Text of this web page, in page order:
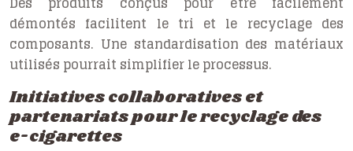
démontés facilitent le tri et le recyclage des
composants. Une standardisation des matériaux
utilisés pourrait simplifier le processus.
Initiatives collaboratives et
partenariats pour le recyclage des
e-cigarettes